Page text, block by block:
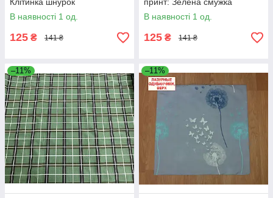
Клітинка шнурок
В наявності 1 од.
125 ₴ 141 ₴
принт: Зелена смужка
В наявності 1 од.
125 ₴ 141 ₴
–11% –11%